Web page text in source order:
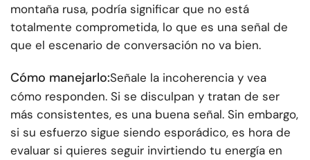
montaña rusa, podría significar que no está
totalmente comprometida, lo que es una señal de
que el escenario de conversación no va bien.
Cómo manejarlo:Señale la incoherencia y vea
cómo responden. Si se disculpan y tratan de ser
más consistentes, es una buena señal. Sin embargo,
si su esfuerzo sigue siendo esporádico, es hora de
evaluar si quieres seguir invirtiendo tu energía en